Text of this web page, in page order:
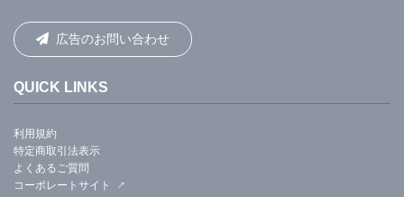
広告のお問い合わせ
QUICK LINKS
利用規約
特定商取引法表示
よくあるご質問
コーポレートサイト